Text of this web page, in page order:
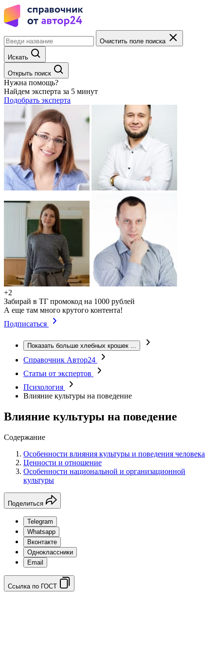
Очистить поле поиска
Искать
Открыть поиск
Нужна помощь?
Найдем эксперта за 5 минут
Подобрать эксперта
+2
Забирай в ТГ промокод на 1000 рублей
А еще там много крутого контента!
Подписаться
Показать больше хлебных крошек ...
Справочник Автор24
Статьи от экспертов
Психология
Влияние культуры на поведение
Влияние культуры на поведение
Содержание
Особенности влияния культуры и поведения человека
Ценности и отношение
Особенности национальной и организационной
культуры
Поделиться
Telegram
Whatsapp
Вконтакте
Одноклассники
Email
Ссылка по ГОСТ